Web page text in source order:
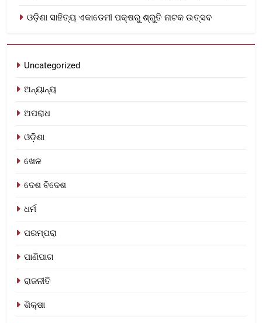
ଓଡ଼ିଶା ସାହିତ୍ୟ ଏକାଡେମୀ ପକ୍ଷରୁ ଶ୍ରୁତି ନାଟକ ଉତ୍ସବ
Uncategorized
ଅନ୍ୟାନ୍ୟ
ଅପରାଧ
ଓଡ଼ିଶା
ଖେଳ
ଦେଶ ବିଦେଶ
ଧର୍ମ
ପରମ୍ପରା
ପାଣିପାଗ
ରାଜନୀତି
ଶିକ୍ଷା